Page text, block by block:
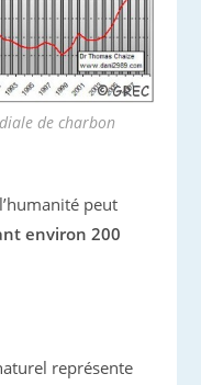
de charbon
peut
environ 200
représente